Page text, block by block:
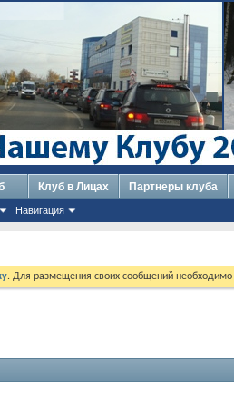
Навигация
Клуб в Лицах Партнеры клуба
. Для размещения своих сообщений необходимо